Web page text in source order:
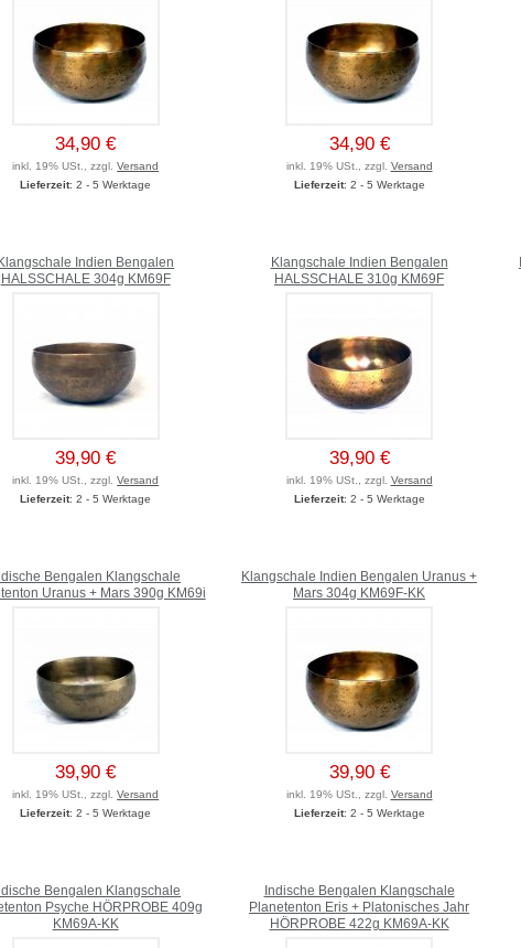
34,90 €
inkl. 19% USt., zzgl.Versand
Lieferzeit: 2 - 5 Werktage
34,90 €
inkl. 19% USt., zzgl. Versand
Lieferzeit: 2 - 5 Werktage
Indien Bengalen
HALSSCHALE 304g KM69F
39,90 €
inkl. 19% USt., zzgl.Versand
Lieferzeit: 2 - 5 Werktage
Klangschale Indien Bengalen
HALSSCHALE 310g KM69F
39,90 €
inkl. 19% USt., zzgl. Versand
Lieferzeit: 2 - 5 Werktage
Bengalen Klangschale
Uranus + Mars 390g KM69i
39,90 €
inkl. 19% USt., zzgl.Versand
Lieferzeit: 2 - 5 Werktage
Klangschale Indien Bengalen Uranus +
Mars 304g KM69F-KK
39,90 €
inkl. 19% USt., zzgl. Versand
Lieferzeit: 2 - 5 Werktage
Bengalen Klangschale
Psyche HÖRPROBE 409g
KM69A-KK
Indische Bengalen Klangschale
Planetenton Eris + Platonisches Jahr
HÖRPROBE 422g KM69A-KK